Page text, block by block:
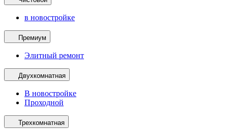
в новостройке
Премиум
Элитный ремонт
Двухкомнатная
В новостройке
Проходной
Трехкомнатная